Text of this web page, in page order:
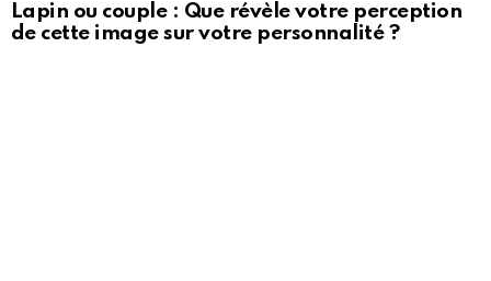
Lapin ou couple : Que révèle votre perception
de cette image sur votre personnalité ?